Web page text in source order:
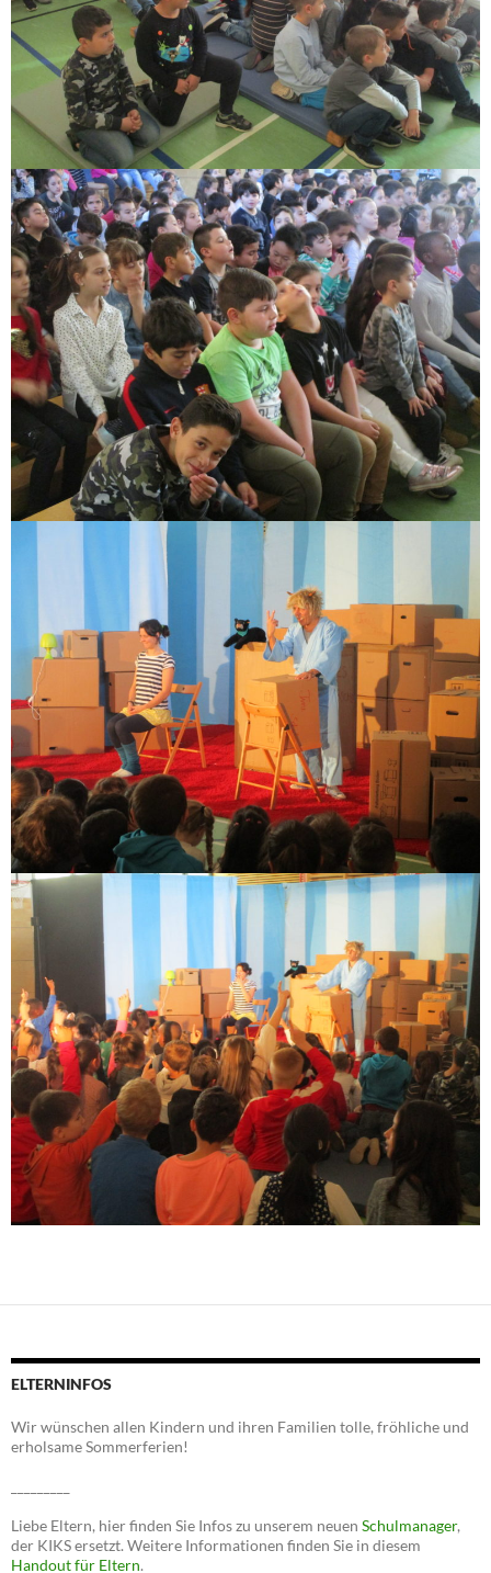
ELTERNINFOS
Wir wünschen allen Kindern und ihren Familien tolle, fröhliche und
erholsame Sommerferien!
Liebe Eltern, hier finden Sie Infos zu unserem neuen Schulmanager,
der KIKS ersetzt. Weitere Informationen finden Sie in diesem
Handout für Eltern.